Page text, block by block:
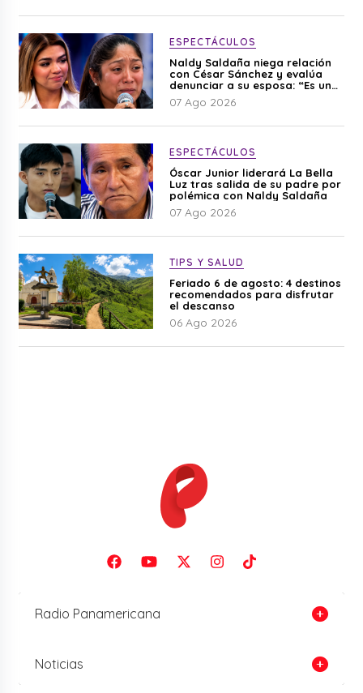
ESPECTÁCULOS
Naldy Saldaña niega relación
con César Sánchez y evalúa
denunciar a su esposa: “Es una
difamación”
07 Ago 2026
ESPECTÁCULOS
Óscar Junior liderará La Bella
Luz tras salida de su padre por
polémica con Naldy Saldaña
07 Ago 2026
TIPS Y SALUD
Feriado 6 de agosto: 4 destinos
recomendados para disfrutar
el descanso
06 Ago 2026
Radio Panamericana
Noticias